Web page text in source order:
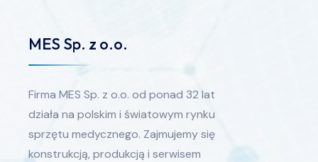
MES Sp. z o.o.
Firma MES Sp. z o.o. od ponad 32 lat
działa na polskim i światowym rynku
sprzętu medycznego. Zajmujemy się
konstrukcją, produkcją i serwisem